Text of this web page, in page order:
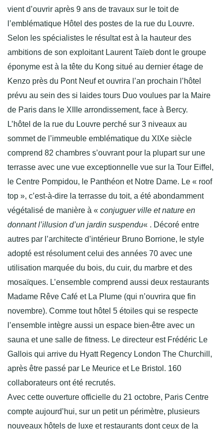
vient d’ouvrir après 9 ans de travaux sur le toit de
l’emblématique Hôtel des postes de la rue du Louvre.
Selon les spécialistes le résultat est à la hauteur des
ambitions de son exploitant Laurent Taïeb dont le groupe
éponyme est à la tête du Kong situé au dernier étage de
Kenzo près du Pont Neuf et ouvrira l’an prochain l’hôtel
prévu au sein des si laides tours Duo voulues par la Maire
de Paris dans le XIIIe arrondissement, face à Bercy.
L’hôtel de la rue du Louvre perché sur 3 niveaux au
sommet de l’immeuble emblématique du XIXe siècle
comprend 82 chambres s’ouvrant pour la plupart sur une
terrasse avec une vue exceptionnelle vue sur la Tour Eiffel,
le Centre Pompidou, le Panthéon et Notre Dame. Le « roof
top », c’est-à-dire la terrasse du toit, a été abondamment
végétalisé de manière à « conjuguer ville et nature en
donnant l’illusion d’un jardin suspendu« . Décoré entre
autres par l’architecte d’intérieur Bruno Borrione, le style
adopté est résolument celui des années 70 avec une
utilisation marquée du bois, du cuir, du marbre et des
mosaïques. L’ensemble comprend aussi deux restaurants
Madame Rêve Café et La Plume (qui n’ouvrira que fin
novembre). Comme tout hôtel 5 étoiles qui se respecte
l’ensemble intègre aussi un espace bien-être avec un
sauna et une salle de fitness. Le directeur est Frédéric Le
Gallois qui arrive du Hyatt Regency London The Churchill,
après être passé par Le Meurice et Le Bristol. 160
collaborateurs ont été recrutés.
Avec cette ouverture officielle du 21 octobre, Paris Centre
compte aujourd’hui, sur un petit un périmètre, plusieurs
nouveaux hôtels de luxe et restaurants dont ceux de la